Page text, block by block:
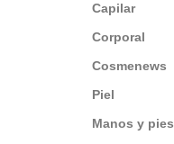
Capilar
Corporal
Cosmenews
Piel
Manos y pies